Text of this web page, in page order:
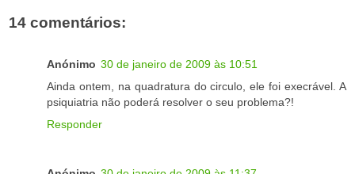
14 comentários:
Anónimo 30 de janeiro de 2009 às 10:51
Ainda ontem, na quadratura do circulo, ele foi execrável. A
psiquiatria não poderá resolver o seu problema?!
Responder